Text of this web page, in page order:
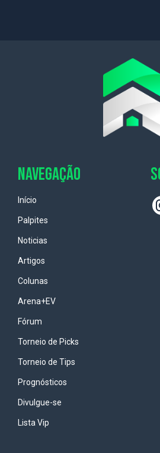
NAVEGAÇÃO
Início
Palpites
Noticias
Artigos
Colunas
Arena+EV
Fórum
Torneio de Picks
Torneio de Tips
Prognósticos
Divulgue-se
Lista Vip